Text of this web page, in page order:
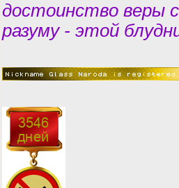
достоинство веры
разуму - этой